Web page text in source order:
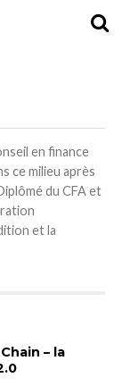
en finance
ce milieu après
du CFA et
et la
– la